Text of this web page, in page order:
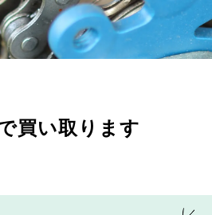
買い取ります